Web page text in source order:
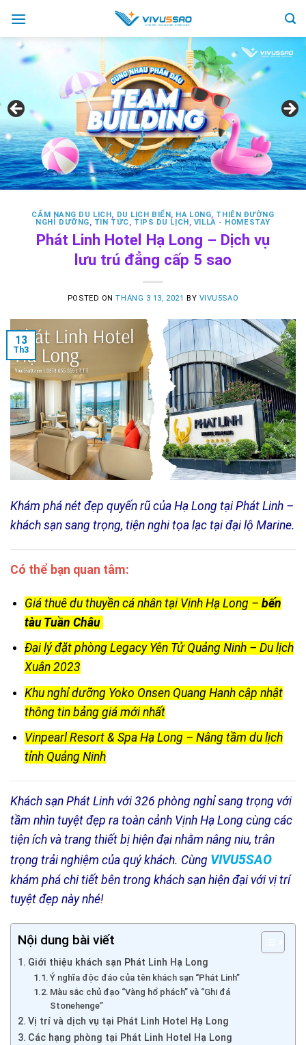
content
CẨM NANG DU LỊCH, DU LỊCH BIỂN, HẠ LONG, THIÊN ĐƯỜNG
NGHỈ DƯỠNG, TIN TỨC, TIPS DU LỊCH, VILLA - HOMESTAY
Phát Linh Hotel Hạ Long – Dịch vụ
lưu trú đẳng cấp 5 sao
POSTED ONTHÁNG 3 13, 2021 BY VIVU5SAO
13
Th3
Khám phá nét đẹp quyến rũ của Hạ Long tại Phát Linh –
khách sạn sang trọng, tiện nghi tọa lạc tại đại lộ Marine.
Có thể bạn quan tâm:
Giá thuê du thuyền cá nhân tại Vịnh Hạ Long – bến
tàu Tuần Châu
Đại lý đặt phòng Legacy Yên Tử Quảng Ninh – Du lịch
Xuân 2023
Khu nghỉ dưỡng Yoko Onsen Quang Hanh cập nhật
thông tin bảng giá mới nhất
Vinpearl Resort & Spa Hạ Long – Nâng tầm du lịch
tỉnh Quảng Ninh
Khách sạn Phát Linh với 326 phòng nghỉ sang trọng với
tầm nhìn tuyệt đẹp ra toàn cảnh Vịnh Hạ Long cùng các
tiện ích và trang thiết bị hiện đại nhằm nâng niu, trân
trọng trải nghiệm của quý khách. Cùng VIVU5SAO
khám phá chi tiết bên trong khách sạn hiện đại với vị trí
tuyệt đẹp này nhé!
Nội dung bài viết
Giới thiệu khách sạn Phát Linh Hạ Long
Ý nghĩa độc đáo của tên khách sạn “Phát Linh”
Màu sắc chủ đạo “Vàng hổ phách” và “Ghi đá
Stonehenge”
Vị trí và dịch vụ tại Phát Linh Hotel Hạ Long
Các hạng phòng tại Phát Linh Hotel Hạ Long